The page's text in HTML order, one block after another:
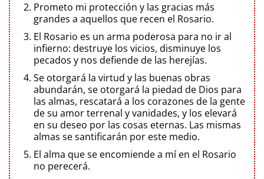
Prometo mi protección y las gracias más
grandes a aquellos que recen el Rosario.
El Rosario es un arma poderosa para no ir al
infierno: destruye los vicios, disminuye los
pecados y nos defiende de las herejías.
Se otorgará la virtud y las buenas obras
abundarán, se otorgará la piedad de Dios para
las almas, rescatará a los corazones de la gente
de su amor terrenal y vanidades, y los elevará
en su deseo por las cosas eternas. Las mismas
almas se santificarán por este medio.
El alma que se encomiende a mí en el Rosario
no perecerá.